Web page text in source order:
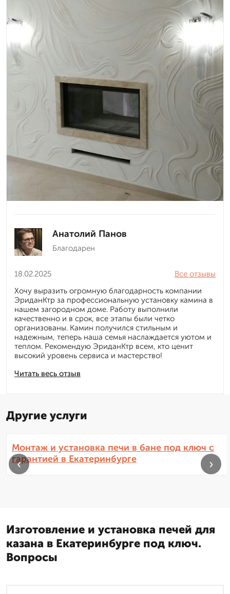
Анатолий Панов
Благодарен
18.02.2025
Читать весь отзыв
Все отзывы
Хочу выразить огромную благодарность компании
ЭриданКтр за профессиональную установку камина в
нашем загородном доме. Работу выполнили
качественно и в срок, все этапы были четко
организованы. Камин получился стильным и
надежным, теперь наша семья наслаждается уютом и
теплом. Рекомендую ЭриданКтр всем, кто ценит
высокий уровень сервиса и мастерство!
Другие услуги
Монтаж и установка печи в бане под ключ с
гарантией в Екатеринбурге
‹ ›
Изготовление и установка печей для
казана в Екатеринбурге под ключ.
Вопросы